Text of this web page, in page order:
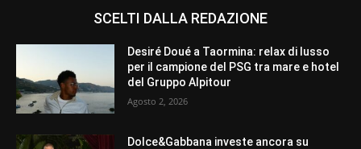
SCELTI DALLA REDAZIONE
Desiré Doué a Taormina: relax di lusso
per il campione del PSG tra mare e hotel
del Gruppo Alpitour
Agosto 2, 2026
Dolce&Gabbana investe ancora su